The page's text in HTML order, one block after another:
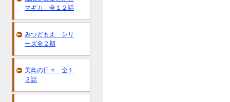
マギカ 全１２話
みつどもえ シリ
ーズ全２期
美鳥の日々 全１
３話